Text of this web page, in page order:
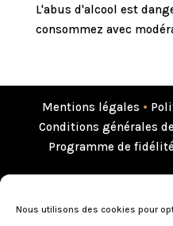
Nous utilisons des cookies pour
L'abus d'alcool est
consommez avec
Mentions légales •
Conditions générales
Programme de fidélité